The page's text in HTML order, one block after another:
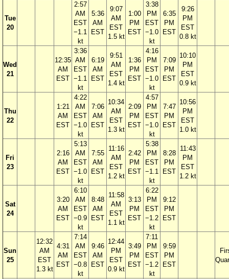
Tue
20
2:57
AM
EST
−1.1
kt
5:36
AM
EST
9:07
AM
EST
1.5 kt
1:00
PM
EST
3:38
PM
EST
−1.0
kt
6:35
PM
EST
9:26
PM
EST
0.8 kt
Wed
21
12:35
AM
EST
3:36
AM
EST
−1.1
kt
6:19
AM
EST
9:51
AM
EST
1.4 kt
1:36
PM
EST
4:16
PM
EST
−1.0
kt
7:09
PM
EST
10:10
PM
EST
0.9 kt
Thu
22
1:21
AM
EST
4:22
AM
EST
−1.0
kt
7:06
AM
EST
10:34
AM
EST
1.3 kt
2:09
PM
EST
4:57
PM
EST
−1.0
kt
7:47
PM
EST
10:56
PM
EST
1.0 kt
Fri
23
2:16
AM
EST
5:13
AM
EST
−1.0
kt
7:55
AM
EST
11:16
AM
EST
1.2 kt
2:42
PM
EST
5:38
PM
EST
−1.1
kt
8:28
PM
EST
11:43
PM
EST
1.2 kt
Sat
24
3:20
AM
EST
6:10
AM
EST
−0.9
kt
8:48
AM
EST
11:58
AM
EST
1.1 kt
3:13
PM
EST
6:22
PM
EST
−1.2
kt
9:12
PM
EST
Sun
25
12:32
AM
EST
1.3 kt
4:31
AM
EST
7:14
AM
EST
−0.8
kt
9:46
AM
EST
12:44
PM
EST
0.9 kt
3:49
PM
EST
7:11
PM
EST
−1.2
kt
9:59
PM
EST